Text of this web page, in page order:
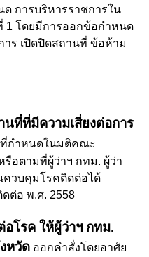
การบริหารราชการใน
1 โดยมีการออกข้อกำหนด
าร เปิดปิดสถานที่ ข้อห้าม
นที่ที่มีความเสี่ยงต่อการ
กำหนดในมติคณะ
อตามที่ผู้ว่าฯ กทม. ผู้ว่า
ควบคุมโรคติดต่อได้
ต่อ พ.ศ. 2558
โรค ให้ผู้ว่าฯ กทม.
หวัด ออกคำสั่งโดยอาศัย